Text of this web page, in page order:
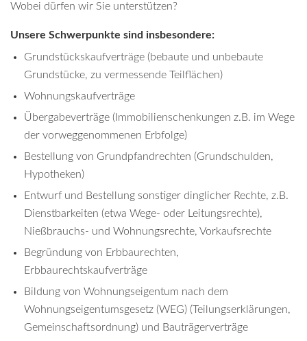
Wobei dürfen wir Sie unterstützen?
Unsere Schwerpunkte sind insbesondere:
Grundstückskaufverträge (bebaute und unbebaute
Grundstücke, zu vermessende Teilflächen)
Wohnungskaufverträge
Übergabeverträge (Immobilienschenkungen z.B. im Wege
der vorweggenommenen Erbfolge)
Bestellung von Grundpfandrechten (Grundschulden,
Hypotheken)
Entwurf und Bestellung sonstiger dinglicher Rechte, z.B.
Dienstbarkeiten (etwa Wege- oder Leitungsrechte),
Nießbrauchs- und Wohnungsrechte, Vorkaufsrechte
Begründung von Erbbaurechten,
Erbbaurechtskaufverträge
Bildung von Wohnungseigentum nach dem
Wohnungseigentumsgesetz (WEG) (Teilungserklärungen,
Gemeinschaftsordnung) und Bauträgerverträge